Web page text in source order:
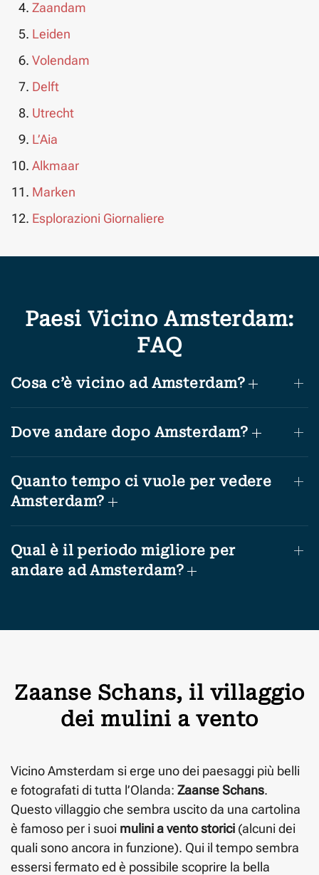
Zaandam
Leiden
Volendam
Delft
Utrecht
L’Aia
Alkmaar
Marken
Esplorazioni Giornaliere
Paesi Vicino Amsterdam:
FAQ
Cosa c’è vicino ad Amsterdam?
Dove andare dopo Amsterdam?
Quanto tempo ci vuole per vedere
Amsterdam?
Qual è il periodo migliore per
andare ad Amsterdam?
Zaanse Schans, il villaggio
dei mulini a vento
Vicino Amsterdam si erge uno dei paesaggi più belli
e fotografati di tutta l’Olanda: Zaanse Schans.
Questo villaggio che sembra uscito da una cartolina
è famoso per i suoi mulini a vento storici (alcuni dei
quali sono ancora in funzione). Qui il tempo sembra
essersi fermato ed è possibile scoprire la bella